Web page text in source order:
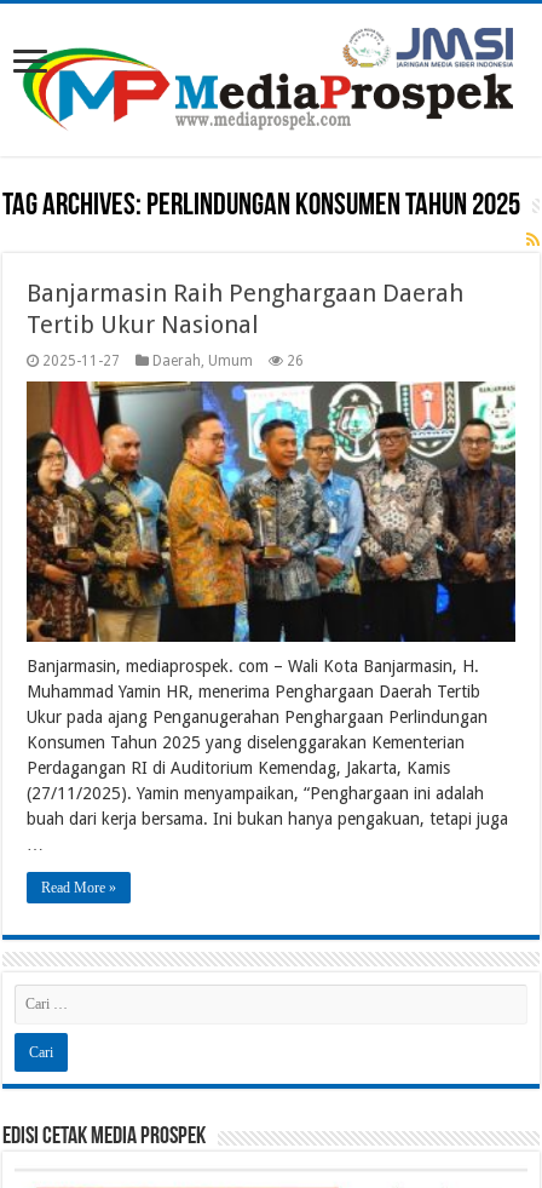
Tag Archives: PERLINDUNGAN KONSUMEN TAHUN 2025
Banjarmasin Raih Penghargaan Daerah
Tertib Ukur Nasional
2025-11-27 Daerah, Umum 26
Banjarmasin, mediaprospek. com – Wali Kota Banjarmasin, H.
Muhammad Yamin HR, menerima Penghargaan Daerah Tertib
Ukur pada ajang Penganugerahan Penghargaan Perlindungan
Konsumen Tahun 2025 yang diselenggarakan Kementerian
Perdagangan RI di Auditorium Kemendag, Jakarta, Kamis
(27/11/2025). Yamin menyampaikan, “Penghargaan ini adalah
buah dari kerja bersama. Ini bukan hanya pengakuan, tetapi juga
Read More »
Edisi Cetak Media Prospek